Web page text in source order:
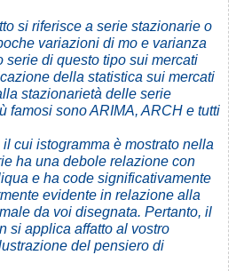
si riferisce a serie stazionarie o
variazioni di mo e varianza
serie di questo tipo sui mercati
della statistica sui mercati
stazionarietà delle serie
famosi sono ARIMA, ARCH e tutti
cui istogramma è mostrato nella
ha una debole relazione con
e ha code significativamente
evidente in relazione alla
da voi disegnata. Pertanto, il
si applica affatto al vostro
del pensiero di